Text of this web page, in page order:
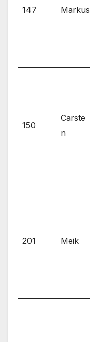
147 Markus
150
Carste
n
201 Meik